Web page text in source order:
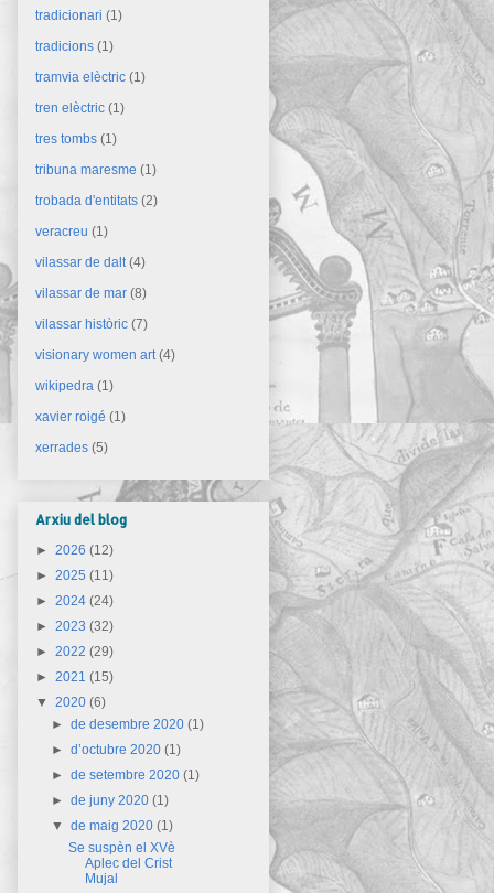
tradicionari (1)
tradicions (1)
tramvia elèctric (1)
tren elèctric (1)
tres tombs (1)
tribuna maresme (1)
trobada d'entitats (2)
veracreu (1)
vilassar de dalt (4)
vilassar de mar (8)
vilassar històric (7)
visionary women art (4)
wikipedra (1)
xavier roigé (1)
xerrades (5)
Arxiu del blog
► 2026 (12)
► 2025 (11)
► 2024 (24)
► 2023 (32)
► 2022 (29)
► 2021 (15)
▼ 2020 (6)
►de desembre 2020(1)
►d’octubre 2020(1)
►de setembre 2020(1)
►de juny 2020(1)
▼de maig 2020(1)
Se suspèn el XVè
Aplec del Crist
Mujal